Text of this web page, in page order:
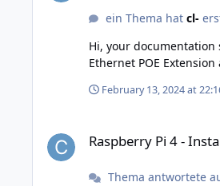
ein Thema hat cl-
Hi, your documentation states: "The Ethernet Extension can be used together with a Step-Down Power Supply." Does it mean that, when powering the stack with your
February 13, 2024 at
Raspberry Pi 4 -
Thema antwortete